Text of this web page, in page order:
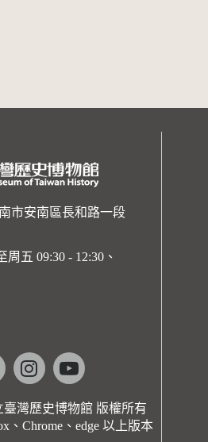
市安南區長和路一段
五 09:30 - 12:30、
Facebookinstagramyoutube
臺灣歷史博物館 版權所有
、Chrome、edge 以上版本